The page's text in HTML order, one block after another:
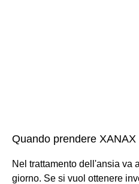
Quando prendere
Nel trattamento dell'ansia va
giorno. Se si vuol ottenere